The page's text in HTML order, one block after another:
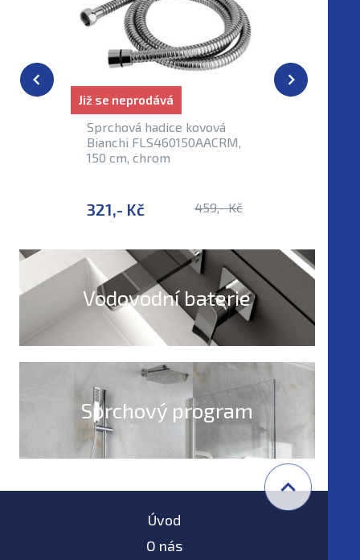
Sprchová hadice kovová
Bianchi FLS460150AACRM,
150 cm, chrom
321,- Kč 459,- Kč
Již se neprodává Již se
Vodovodní baterie
Sprchový program
Úvod
O nás